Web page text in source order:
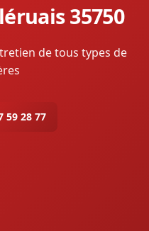
35750
de tous types de
59 28 77